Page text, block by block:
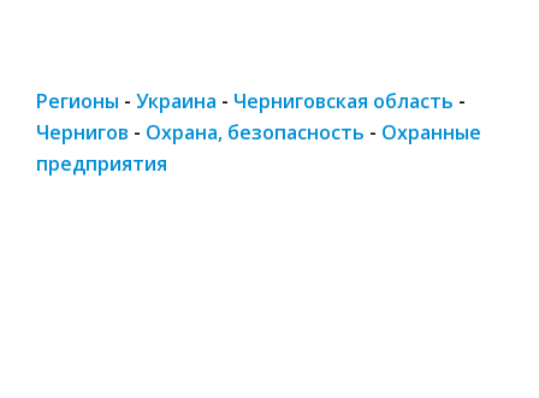
Регионы - Украина - Черниговская область -
Чернигов - Охрана, безопасность - Охранные
предприятия